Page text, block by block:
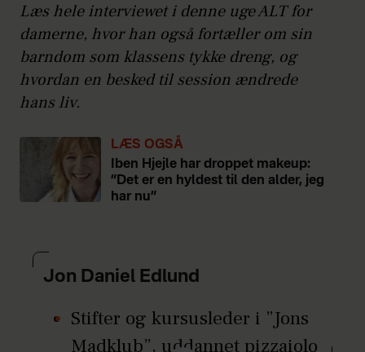
Læs hele interviewet i denne uge ALT for
damerne, hvor han også fortæller om sin
barndom som klassens tykke dreng, og
hvordan en besked til session ændrede
hans liv.
LÆS OGSÅ
Iben Hjejle har droppet makeup:
”Det er en hyldest til den alder, jeg
har nu”
Jon Daniel Edlund
Stifter og kursusleder i ”Jons
Madklub”, uddannet pizzaiolo